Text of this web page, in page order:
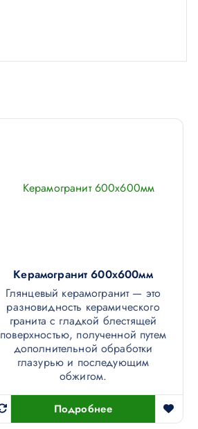
Керамогранит 600х600мм
Глянцевый керамогранит — это
разновидность керамического
гранита с гладкой блестящей
поверхностью, полученной путем
дополнительной обработки
глазурью и последующим
обжигом.
Подробнее